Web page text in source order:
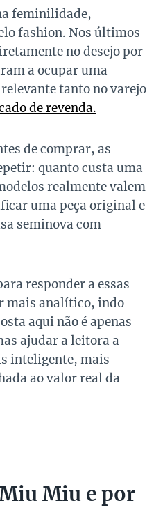
feminilidade,
fashion. Nos últimos
no desejo por
a ocupar uma
tanto no varejo
de revenda.
de comprar, as
quanto custa uma
realmente valem
uma peça original e
seminova com
responder a essas
mais analítico, indo
aqui não é apenas
ajudar a leitora a
inteligente, mais
ao valor real da
Miu e por